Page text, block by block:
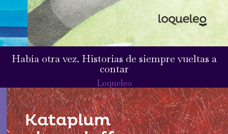
Había otra vez. Historias de siempre vueltas a
contar
Loqueleo